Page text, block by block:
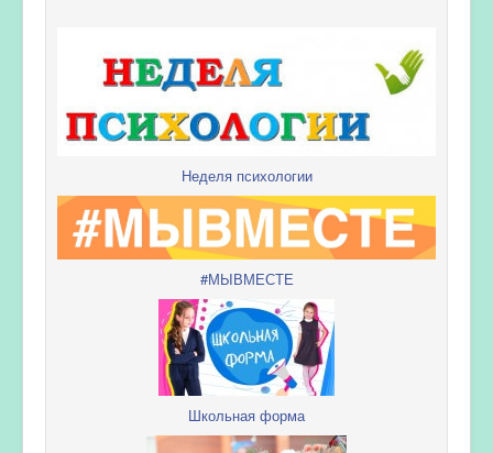
Неделя психологии
#МЫВМЕСТЕ
Школьная форма